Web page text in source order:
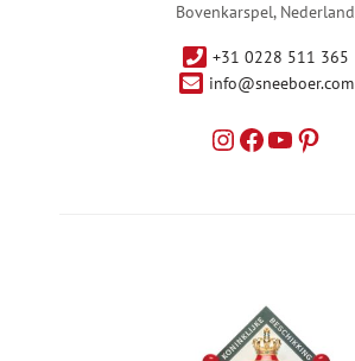
Bovenkarspel, Nederland
+31 0228 511 365
info@sneeboer.com